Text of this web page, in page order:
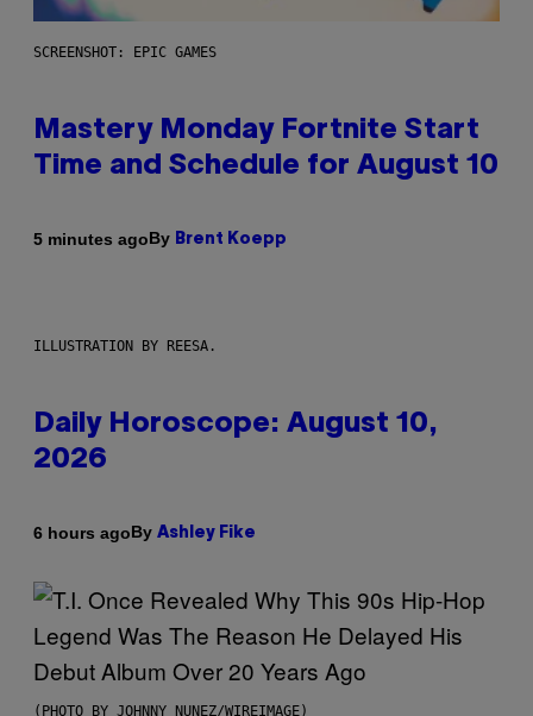
SCREENSHOT: EPIC GAMES
Mastery Monday Fortnite Start
Time and Schedule for August 10
5 minutes agoBy Brent Koepp
ILLUSTRATION BY REESA.
Daily Horoscope: August 10,
2026
6 hours agoBy Ashley Fike
(PHOTO BY JOHNNY NUNEZ/WIREIMAGE)